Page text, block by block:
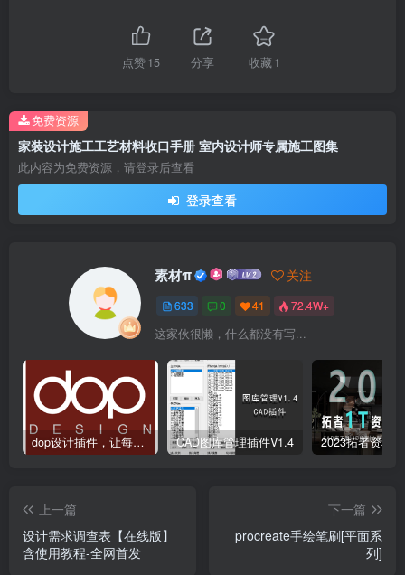
点赞15 分享 收藏 1
家装设计施工工艺材料收口手册 室内设计师专属施工图集
此内容为免费资源，请登录后查看
登录查看
免费资源
素材π 关注
633 0 41 72.4W+
这家伙很懒，什么都没有写...
dop设计插件，让每个设计师都能享受到CAD制图的乐趣 CAD图库管理插件V1.4
上一篇
设计需求调查表【在线版】
含使用教程-全网首发
下一篇
procreate手绘笔刷[平面系
列]